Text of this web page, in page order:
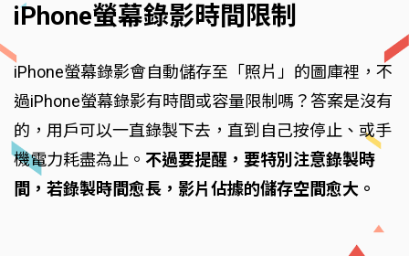
iPhone螢幕錄影時間限制
iPhone螢幕錄影會自動儲存至「照片」的圖庫裡，不
過iPhone螢幕錄影有時間或容量限制嗎？答案是沒有
的，用戶可以一直錄製下去，直到自己按停止、或手
機電力耗盡為止。 不過要提醒，要特別注意錄製時
間，若錄製時間愈長，影片佔據的儲存空間愈大。